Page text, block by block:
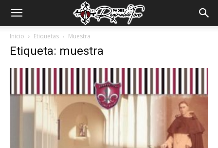
Padre
Reginaldo
Toro
Inicio Etiquetas Muestra
Etiqueta: muestra